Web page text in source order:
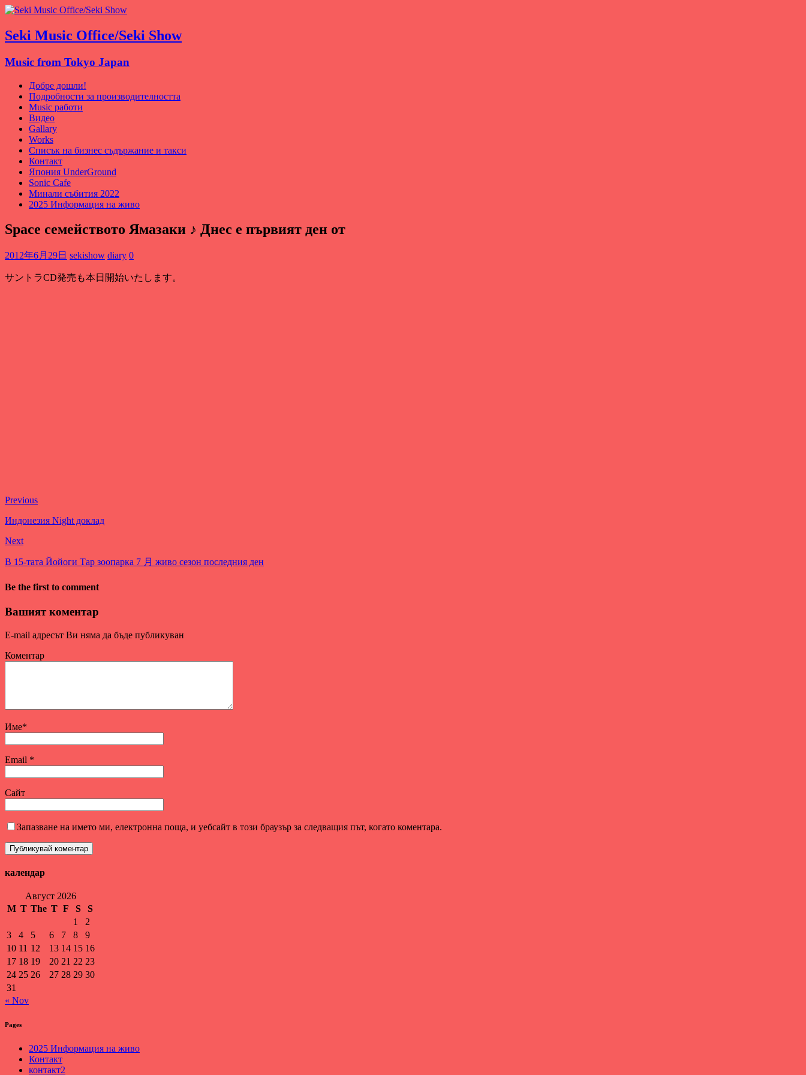
Seki Music Office/Seki Show
Music from Tokyo Japan
Добре дошли!
Подробности за производителността
Music работи
Видео
Gallary
Works
Списък на бизнес съдържание и такси
Контакт
Япония UnderGround
Sonic Cafe
Минали събития 2022
2025 Информация на живо
Space семейството Ямазаки ♪ Днес е първият ден от
2012年6月29日 sekishow diary 0
サントラCD発売も本日開始いたします。
Previous
Индонезия Night доклад
Next
В 15-тата Йойоги Тар зоопарка 7 月 живо сезон последния ден
Be the first to comment
Вашият коментар
E-mail адресът Ви няма да бъде публикуван
Коментар
Име*
Email *
Сайт
Запазване на името ми, електронна поща, и уебсайт в този браузър за следващия път, когато коментара.
календар
Август 2026
M T The T F S
S
1
2
3
4 5 6 7 8
9
10 11 12 13 14 15 16
17 18 19 20 21 22 23
24 25 26 27 28 29 30
31
« Nov
Pages
2025 Информация на живо
Контакт
контакт2